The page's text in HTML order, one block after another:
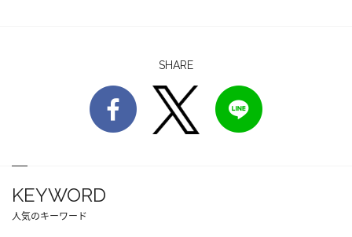
SHARE
KEYWORD
人気のキーワード